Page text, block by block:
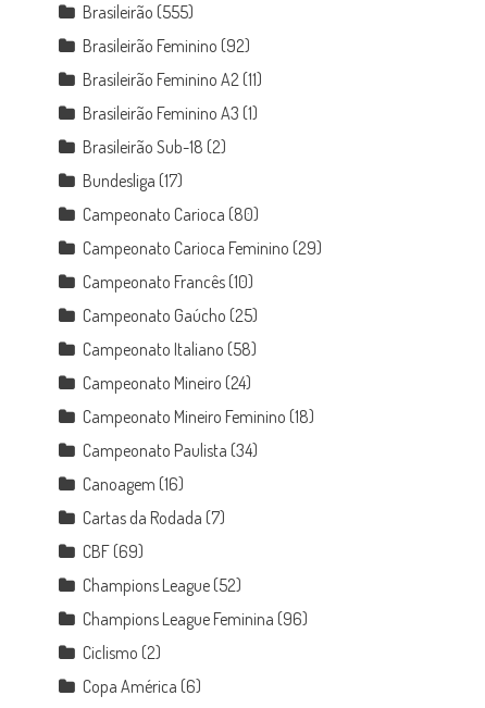
Brasileirão (555)
Brasileirão Feminino (92)
Brasileirão Feminino A2 (11)
Brasileirão Feminino A3 (1)
Brasileirão Sub-18 (2)
Bundesliga (17)
Campeonato Carioca (80)
Campeonato Carioca Feminino (29)
Campeonato Francês (10)
Campeonato Gaúcho (25)
Campeonato Italiano (58)
Campeonato Mineiro (24)
Campeonato Mineiro Feminino (18)
Campeonato Paulista (34)
Canoagem (16)
Cartas da Rodada (7)
CBF (69)
Champions League (52)
Champions League Feminina (96)
Ciclismo (2)
Copa América (6)